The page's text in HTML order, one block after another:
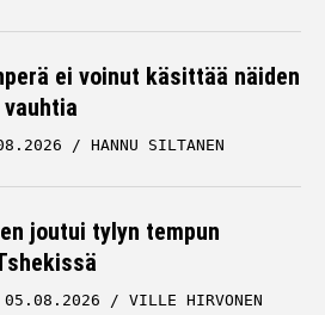
ei voinut käsittää näiden
HANNU SILTANEN
joutui tylyn tempun
05.08.2026 VILLE HIRVONEN